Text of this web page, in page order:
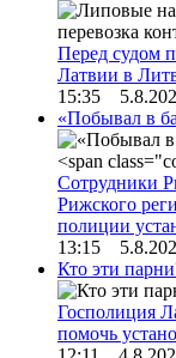
Перед судом
Латвии в
15:35
«Побывал в
Сотрудники
Рижского
полиции
13:15
Кто эти
Госполиция
помочь